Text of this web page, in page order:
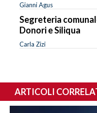
Gianni Agus
Segreteria
Donori e Siliqua
Carla Zizi
ARTICOLI